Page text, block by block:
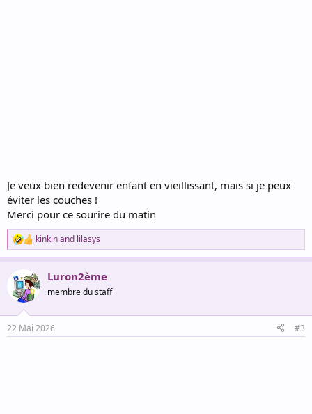
Je veux bien redevenir enfant en vieillissant, mais si je peux
éviter les couches !
Merci pour ce sourire du matin
R
e
a
c
t
i
s
kinkinand lilasys
Luron2ème
membre du staff
22 Mai 2026 #3